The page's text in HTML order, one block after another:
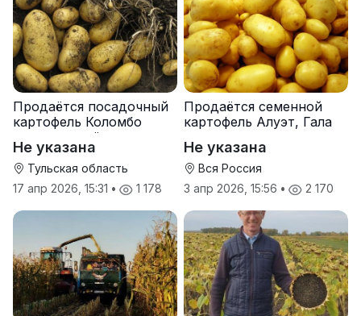
Продаётся посадочный
картофель Коломбо
оптом от трёх тонн
Не указана
Тульская область
17 апр 2026, 15:31 • 1 178
Продаётся семенной
картофель Алуэт, Гала
Не указана
Вся Россия
3 апр 2026, 15:56 • 2 170